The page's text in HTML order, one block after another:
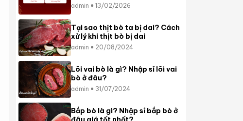
admin 13/02/2026
Tại sao thịt bò ta bị dai? Cách
xử lý khi thịt bò bị dai
admin 20/08/2024
Lõi vai bò là gì? Nhập sỉ lõi vai
bò ở đâu?
admin 31/07/2024
Bắp bò là gì? Nhập sỉ bắp bò ở